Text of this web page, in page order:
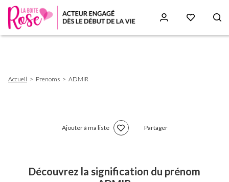
d'Ariane
Accueil Prenoms ADMIR
Ajouter à ma liste Partager
Découvrez la signification du prénom